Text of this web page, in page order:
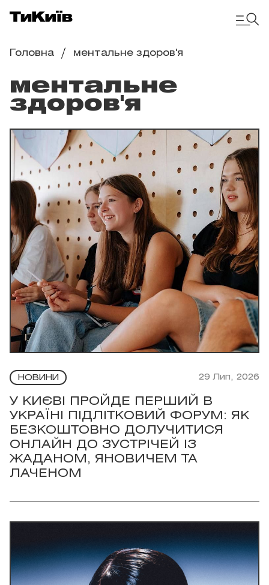
Головна ментальне здоров'я
ментальне
здоров'я
НОВИНИ 29 Лип, 2026
У КИЄВІ ПРОЙДЕ ПЕРШИЙ В
УКРАЇНІ ПІДЛІТКОВИЙ ФОРУМ: ЯК
БЕЗКОШТОВНО ДОЛУЧИТИСЯ
ОНЛАЙН ДО ЗУСТРІЧЕЙ ІЗ
ЖАДАНОМ, ЯНОВИЧЕМ ТА
ЛАЧЕНОМ